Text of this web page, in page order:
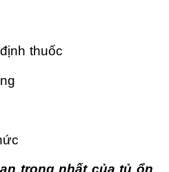
thuốc